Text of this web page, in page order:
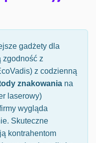
gadżety dla
zgodność z
z codzienną
znakowania na
laserowy)
wygląda
Skuteczne
kontrahentom